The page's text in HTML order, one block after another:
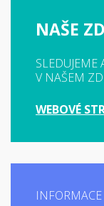
NAŠE
SLEDUJEME
V NAŠEM
WEBOVÉ
INFORMACE